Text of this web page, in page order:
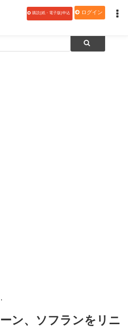
購読(紙・電子版)申込 ログイン
イオンハイジーン、ソフランをリニューアル
ン、ソフランをリニ